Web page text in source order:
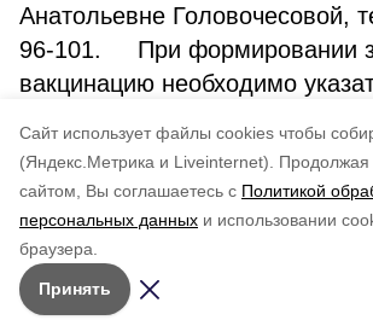
Cайт использует файлы cookies чтобы
(Яндекс.Метрика и Liveinternet).
Продолжая
сайтом, Вы соглашаетесь с Политикой
персональных данных и использовании
браузера.
Принять
Анатольевне Головочесовой,
96-101. При формировании
вакцинацию необходимо
медицинского полиса
по оценке
5